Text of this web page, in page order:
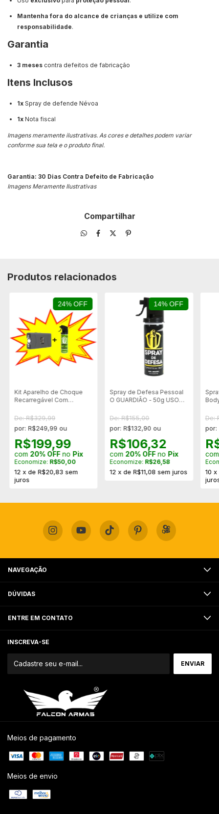
Mantenha fora do alcance de crianças e utilize com
responsabilidade.
Garantia
3 meses contra defeitos de fabricação
Itens Inclusos
1x Spray de defende Névoa
1x Nota fiscal
Imagens meramente ilustrativas. As cores e detalhes podem variar
conforme sua tela e o produto final.
Garantia: 30 Dias Contra Defeito de Fabricação
Imagens Meramente Ilustrativas
Compartilhar
Produtos relacionados
24% OFF
Kit Aparelho de Choque
Recarregável Com
de Defesa Pessoal Eco
De: R$329,99
por: R$249,99 ou
R$199,99
com 20% OFFno Pix
Economize: R$50,00
12 x de R$20,83 sem
juros
14% OFF
Spray de Defesa Pessoal
O GUARDIÃO - 50g USO
De: R$155,00
por: R$132,90 ou
R$106,32
com 20% OFFno Pix
Economize: R$26,58
12 xdeR$11,08 sem juros
De:
por:
10 x
NAVEGAÇÃO
DÚVIDAS
ENTRE EM CONTATO
INSCREVA-SE
Meios de pagamento
Meios de envio